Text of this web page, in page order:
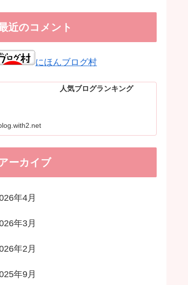
近のコメント
にほんブログ村
人気ブログランキング
ーカイブ
年4月
年3月
年2月
年9月